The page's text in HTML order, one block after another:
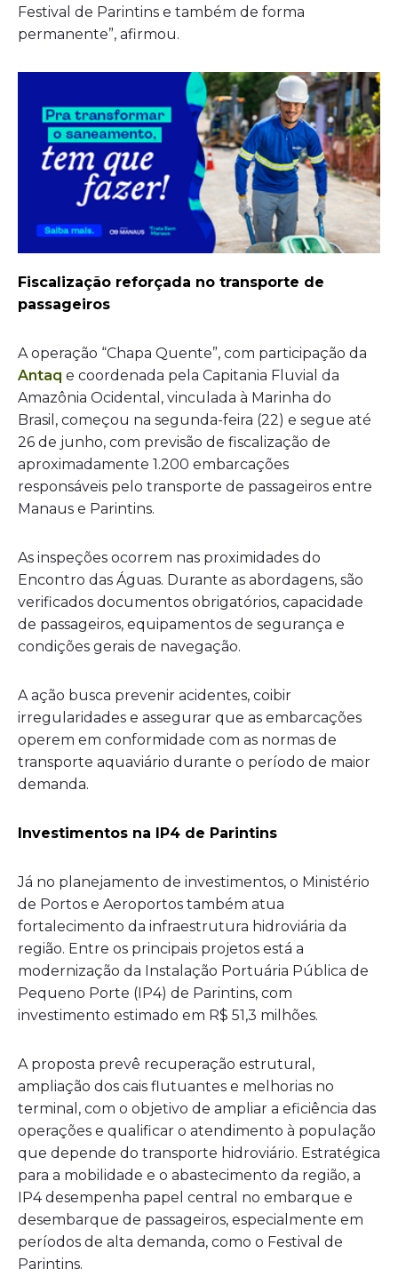
Festival de Parintins e também de forma
permanente”, afirmou.
Fiscalização reforçada no transporte de
passageiros
A operação “Chapa Quente”, com participação da
Antaq e coordenada pela Capitania Fluvial da
Amazônia Ocidental, vinculada à Marinha do
Brasil, começou na segunda-feira (22) e segue até
26 de junho, com previsão de fiscalização de
aproximadamente 1.200 embarcações
responsáveis pelo transporte de passageiros entre
Manaus e Parintins.
As inspeções ocorrem nas proximidades do
Encontro das Águas. Durante as abordagens, são
verificados documentos obrigatórios, capacidade
de passageiros, equipamentos de segurança e
condições gerais de navegação.
A ação busca prevenir acidentes, coibir
irregularidades e assegurar que as embarcações
operem em conformidade com as normas de
transporte aquaviário durante o período de maior
demanda.
Investimentos na IP4 de Parintins
Já no planejamento de investimentos, o Ministério
de Portos e Aeroportos também atua
fortalecimento da infraestrutura hidroviária da
região. Entre os principais projetos está a
modernização da Instalação Portuária Pública de
Pequeno Porte (IP4) de Parintins, com
investimento estimado em R$ 51,3 milhões.
A proposta prevê recuperação estrutural,
ampliação dos cais flutuantes e melhorias no
terminal, com o objetivo de ampliar a eficiência das
operações e qualificar o atendimento à população
que depende do transporte hidroviário. Estratégica
para a mobilidade e o abastecimento da região, a
IP4 desempenha papel central no embarque e
desembarque de passageiros, especialmente em
períodos de alta demanda, como o Festival de
Parintins.